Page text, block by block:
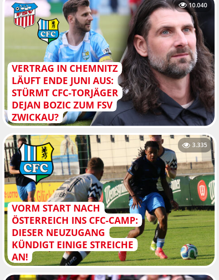
VERTRAG IN CHEMNITZ
LÄUFT ENDE JUNI AUS:
STÜRMT CFC-TORJÄGER
DEJAN BOZIC ZUM FSV
ZWICKAU?
10.040
VORM START NACH
ÖSTERREICH INS CFC-CAMP:
DIESER NEUZUGANG
KÜNDIGT EINIGE STREICHE
AN!
3.335